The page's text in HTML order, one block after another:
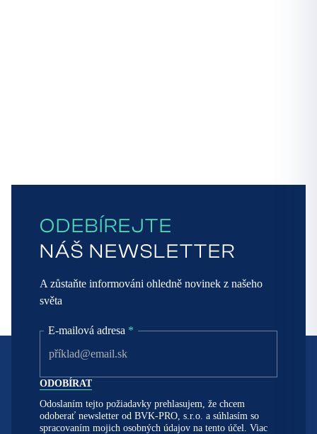
ODEBÍREJTE
NÁŠ NEWSLETTER
A zůstaňte informováni ohledně novinek z našeho
světa
E-mailová adresa *
Odoslaním tejto požiadavky prehlasujem, že chcem
odoberať newsletter od BVK-PRO, s.r.o. a súhlasím so
spracovaním mojich osobných údajov na tento účel. Viac